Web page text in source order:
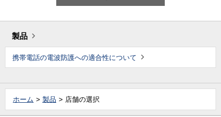
製品
携帯電話の電波防護への適合性について
ホーム 製品 店舗の選択